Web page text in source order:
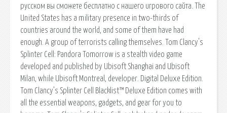
русском вы сможете бесплатно с нашего игрового сайта. The
United States has a military presence in two-thirds of
countries around the world, and some of them have had
enough. A group of terrorists calling themselves. Tom Clancy's
Splinter Cell: Pandora Tomorrow is a stealth video game
developed and published by Ubisoft Shanghai and Ubisoft
Milan, while Ubisoft Montreal, developer. Digital Deluxe Edition.
Tom Clancy’s Splinter Cell Blacklist™ Deluxe Edition comes with
all the essential weapons, gadgets, and gear for you to